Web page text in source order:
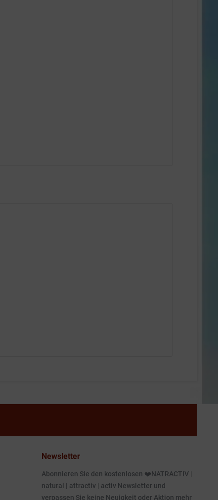
Newsletter
Abonnieren Sie den kostenlosen ❤️NATRACTIV |
natural | attractiv | activ Newsletter und
verpassen Sie keine Neuigkeit oder Aktion mehr